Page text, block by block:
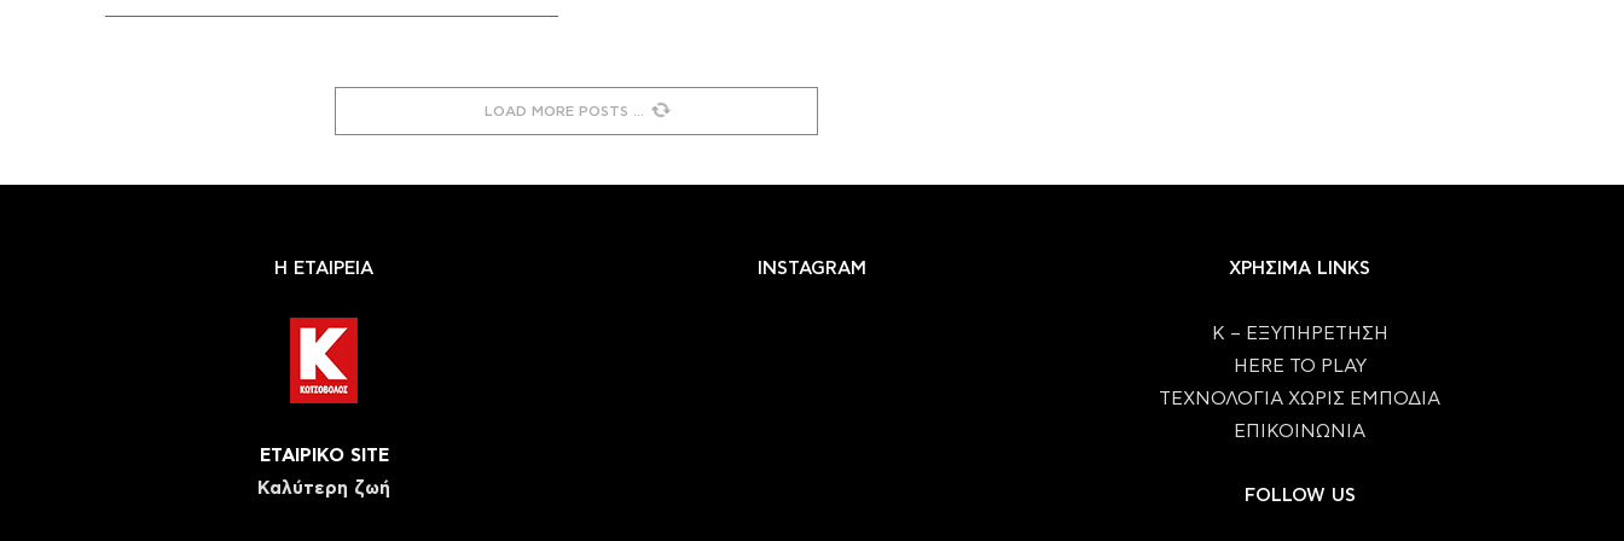
LOAD MORE POSTS
Η ΕΤΑΙΡΕΙΑ
ΕΤΑΙΡΙΚΟ SITE
Καλύτερη ζωή
INSTAGRAM ΧΡΗΣΙΜΑ LINKS
Κ – ΕΞΥΠΗΡΕΤΗΣΗ
HERE TO PLAY
ΤΕΧΝΟΛΟΓΙΑ ΧΩΡΙΣ ΕΜΠΟΔΙΑ
ΕΠΙΚΟΙΝΩΝΙΑ
FOLLOW US